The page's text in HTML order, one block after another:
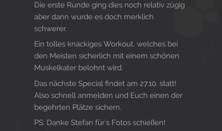
Die erste Runde ging dies noch relativ zügig
aber dann wurde es doch merklich
schwerer.
Ein tolles knackiges Workout, welches bei
den Meisten sicherlich mit einem schönen
Muskelkater belohnt wird.
Das nächste Special findet am 27.10. statt!
Also schnell anmelden und Euch einen der
begehrten Plätze sichern.
PS: Danke Stefan für´s Fotos schießen!